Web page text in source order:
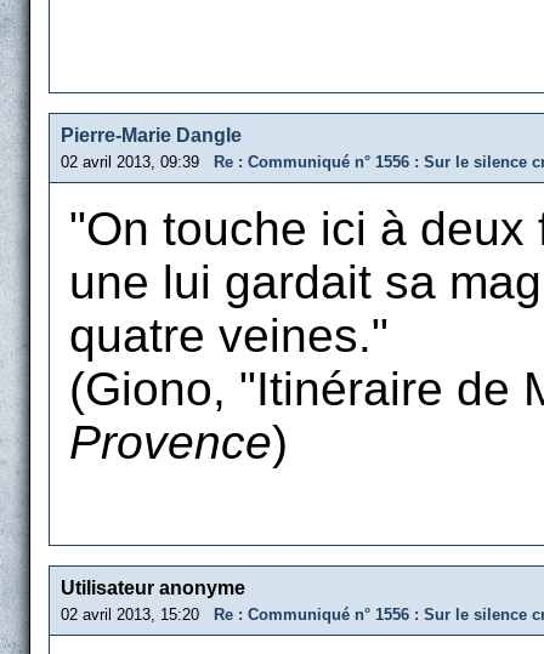
Pierre-Marie Dangle
02 avril 2013, 09:39 Re : Communiqué n° 1556 : Sur le silence
"On touche ici à
une lui gardait sa
quatre veines."
(Giono, "Itinéraire de
Provence)
Utilisateur anonyme
02 avril 2013, 15:20 Re : Communiqué n° 1556 : Sur le silence